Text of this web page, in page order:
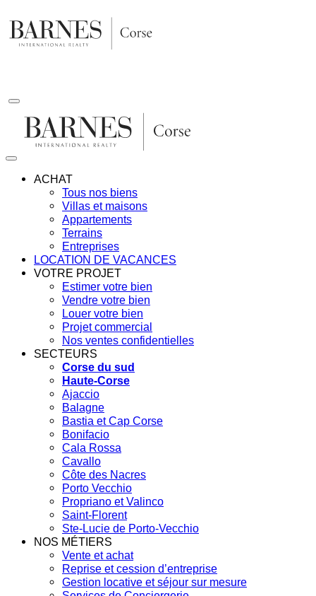
au
contenu
ACHAT
Tous nos biens
Villas et maisons
Appartements
Terrains
Entreprises
LOCATION DE VACANCES
VOTRE PROJET
Estimer votre bien
Vendre votre bien
Louer votre bien
Projet commercial
Nos ventes confidentielles
SECTEURS
Corse du sud
Haute-Corse
Ajaccio
Balagne
Bastia et Cap Corse
Bonifacio
Cala Rossa
Cavallo
Côte des Nacres
Porto Vecchio
Propriano et Valinco
Saint-Florent
Ste-Lucie de Porto-Vecchio
NOS MÉTIERS
Vente et achat
Reprise et cession d’entreprise
Gestion locative et séjour sur mesure